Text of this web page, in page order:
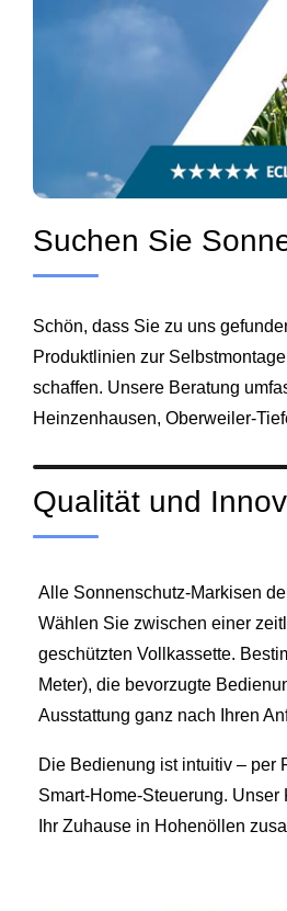
Suchen Sie
Schön, dass Sie zu uns
Produktlinien zur
schaffen. Unsere Beratung
Heinzenhausen,
Qualität und
Alle Sonnenschutz‑Markisen
Wählen Sie zwischen einer
geschützten Vollkassette.
Meter), die bevorzugte
Ausstattung ganz nach Ihren
Die Bedienung ist intuitiv – per
Smart‑Home‑Steuerung.
Ihr Zuhause in Hohenöllen